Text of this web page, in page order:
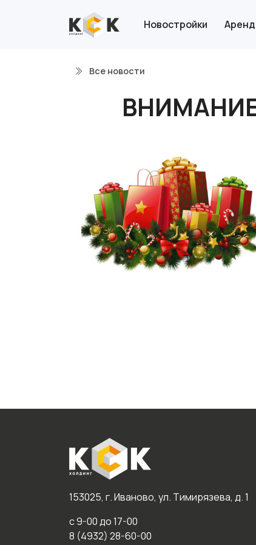
Новостройки
Все новости
153025, г. Иваново, ул. Тимирязева, д. 1
с 9-00 до 17-00
8 (4932) 28-60-00